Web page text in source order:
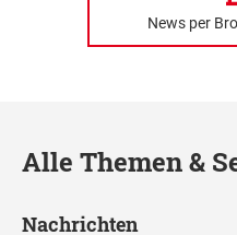
News per
Alle Themen &
Nachrichten